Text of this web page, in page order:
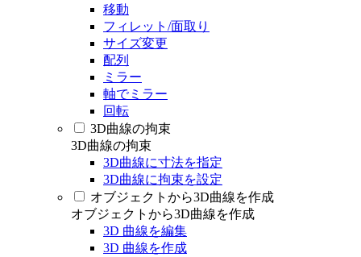
移動
フィレット/面取り
サイズ変更
配列
ミラー
軸でミラー
回転
3D曲線の拘束
3D曲線の拘束
3D曲線に寸法を指定
3D曲線に拘束を設定
オブジェクトから3D曲線を作成
オブジェクトから3D曲線を作成
3D 曲線を編集
3D 曲線を作成